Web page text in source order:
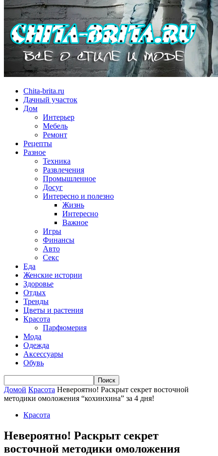
Chita-brita.ru
Дачный участок
Дом
Интерьер
Мебель
Ремонт
Рецепты
Разное
Техника
Развлечения
Промышленное
Досуг
Интересно и полезно
Жизнь
Интересно
Важное
Игры
Финансы
Авто
Секс
Еда
Женские истории
Здоровье
Отдых
Тренды
Цветы и растения
Красота
Парфюмерия
Мода
Одежда
Аксессуары
Обувь
Домой Красота Невероятно! Раскрыт секрет восточной
методики омоложения “кохинхина” за 4 дня!
Красота
Невероятно! Раскрыт секрет
восточной методики омоложения